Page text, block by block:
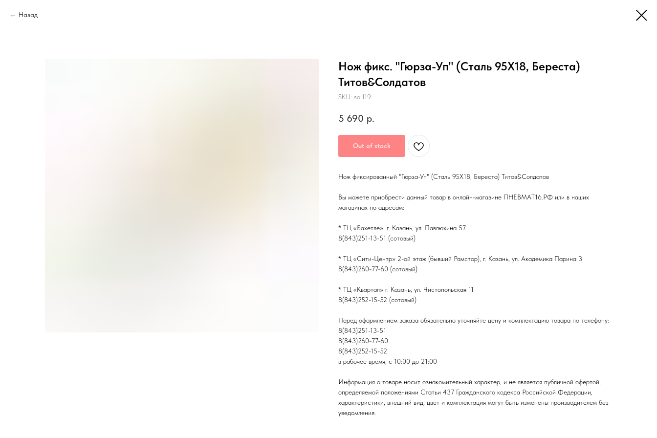
Назад
Нож фикс. "Гюрза-Уп" (Сталь 95Х18, Береста)
Титов&Солдатов
SKU: sol119
5 690 р.
Out of stock
Нож фиксированный "Гюрза-Уп" (Сталь 95Х18, Береста) Титов&Солдатов
Вы можете приобрести данный товар в онлайн-магазине ПНЕВМАТ16.РФ или в наших
магазинах по адресам:
* ТЦ «Бахетле», г. Казань, ул. Павлюхина 57
8(843)251-13-51 (сотовый)
* ТЦ «Сити-Центр» 2-ой этаж (бывший Рамстор), г. Казань, ул. Академика Парина 3
8(843)260-77-60 (сотовый)
* ТЦ «Квартал» г. Казань, ул. Чистопольская 11
8(843)252-15-52 (сотовый)
Перед оформлением заказа обязательно уточняйте цену и комплектацию товара по телефону:
8(843)251-13-51
8(843)260-77-60
8(843)252-15-52
в рабочее время, с 10:00 до 21:00
Информация о товаре носит ознакомительный характер, и не является публичной офертой,
определяемой положениями Статьи 437 Гражданского кодекса Российской Федерации,
характеристики, внешний вид, цвет и комплектация могут быть изменены производителем без
уведомления.